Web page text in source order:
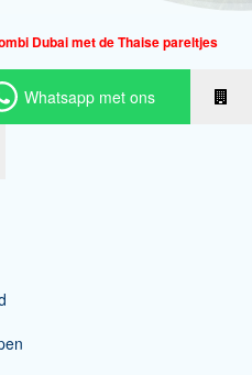
Dubai met de Thaise pareltjes
Whatsapp met ons